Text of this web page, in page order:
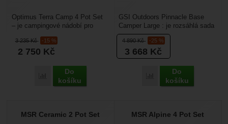
3 235Kč -15 %
2 750 Kč
Porovnat
Do
košíku
Optimus Terra Camp 4 Pot Set
– je campingové nádobí pro
hlavní hrnec o objemu...
4 890Kč -25 %
3 668 Kč
Porovnat
Do
košíku
GSI Outdoors Pinnacle Base
Camper Large : je rozsáhlá sada
pro delší kempování pro 4 a více
osob. Umožní...
MSR Ceramic 2 Pot Set MSR Alpine 4 Pot Set